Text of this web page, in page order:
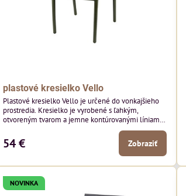
plastové kresielko Vello
Plastové kresielko Vello je určené do vonkajšieho
prostredia. Kresielko je vyrobené s ľahkým,
otvoreným tvarom a jemne kontúrovanými líniami.
Horizontálne lamely operadla a jemne zaoblené
podrúčky dodávajú kresielku ležérny, letný nádych.
Tento model bude vyzerať skvele vo vonkajších
jedálenských priestoroch, pri reštauračných stoloch
a v bistrových priestoroch.
54 € Zobraziť
NOVINKA